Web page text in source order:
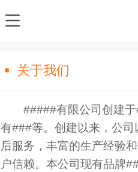
关于我们
#####有限公司创建于
有###等。创建以来，公
后服务，丰富的生产经验
户信赖。本公司现有品牌